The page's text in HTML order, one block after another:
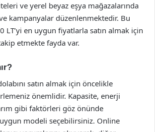
ve yerel beyaz eşya mağazalarında
kampanyalar düzenlenmektedir. Bu
LT’yi en uygun fiyatlarla satın almak için
etmekte fayda var.
satın almak için öncelikle
önemlidir. Kapasite, enerji
gibi faktörleri göz önünde
modeli seçebilirsiniz. Online